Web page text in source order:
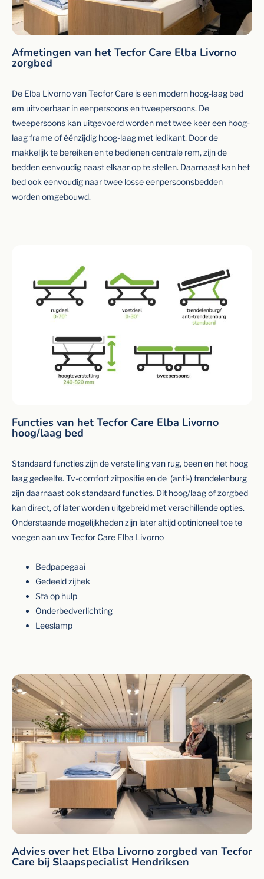
Afmetingen van het Tecfor Care Elba Livorno
zorgbed
De Elba Livorno van Tecfor Care is een modern hoog-laag bed
em uitvoerbaar in eenpersoons en tweepersoons. De
tweepersoons kan uitgevoerd worden met twee keer een hoog-
laag frame of éénzijdig hoog-laag met ledikant. Door de
makkelijk te bereiken en te bedienen centrale rem, zijn de
bedden eenvoudig naast elkaar op te stellen. Daarnaast kan het
bed ook eenvoudig naar twee losse eenpersoonsbedden
worden omgebouwd.
Functies van het Tecfor Care Elba Livorno
hoog/laag bed
Standaard functies zijn de verstelling van rug, been en het hoog
laag gedeelte. Tv-comfort zitpositie en de (anti-) trendelenburg
zijn daarnaast ook standaard functies. Dit hoog/laag of zorgbed
kan direct, of later worden uitgebreid met verschillende opties.
Onderstaande mogelijkheden zijn later altijd optinioneel toe te
voegen aan uw Tecfor Care Elba Livorno
Bedpapegaai
Gedeeld zijhek
Sta op hulp
Onderbedverlichting
Leeslamp
Advies over het Elba Livorno zorgbed van Tecfor
Care bij Slaapspecialist Hendriksen